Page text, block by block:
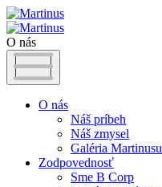
O nás
O nás
Náš príbeh
Náš zmysel
Galéria Martinusu
Zodpovednosť
Sme B Corp